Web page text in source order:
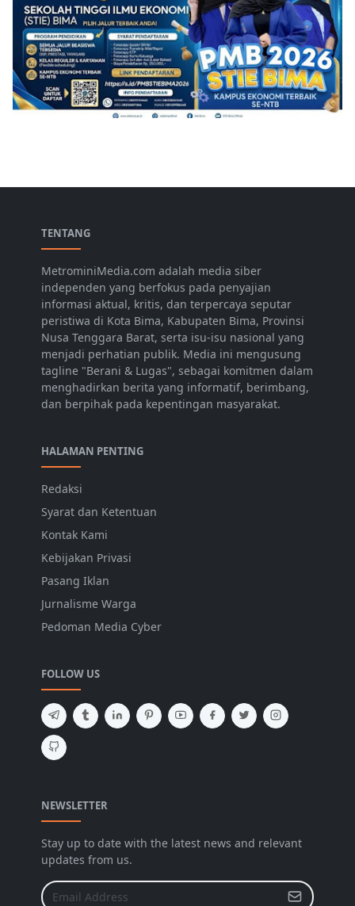
TENTANG
MetrominiMedia.com adalah media siber
independen yang berfokus pada penyajian
informasi aktual, kritis, dan terpercaya seputar
peristiwa di Kota Bima, Kabupaten Bima, Provinsi
Nusa Tenggara Barat, serta isu-isu nasional yang
menjadi perhatian publik. Media ini mengusung
tagline "Berani & Lugas", sebagai komitmen dalam
menghadirkan berita yang informatif, berimbang,
dan berpihak pada kepentingan masyarakat.
HALAMAN PENTING
Redaksi
Syarat dan Ketentuan
Kontak Kami
Kebijakan Privasi
Pasang Iklan
Jurnalisme Warga
Pedoman Media Cyber
FOLLOW US
NEWSLETTER
Stay up to date with the latest news and relevant
updates from us.